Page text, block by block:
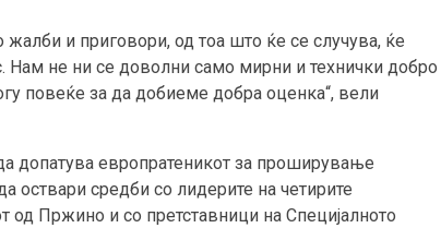
жалби и приговори, од тоа што ќе се случува, ќе
Нам не ни се доволни само мирни и технички добро
повеќе за да добиеме добра оценка“, вели
допатува европратеникот за проширување
оствари средби со лидерите на четирите
од Пржино и со претставници на Специјалното